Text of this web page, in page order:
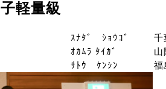
軽量級
ｽﾅﾀﾞ ｼｮｳｺﾞ
千
ｵｶﾑﾗ ﾀｲｶﾞ
山
ｻﾄｳ ｹﾝｼﾝ 福